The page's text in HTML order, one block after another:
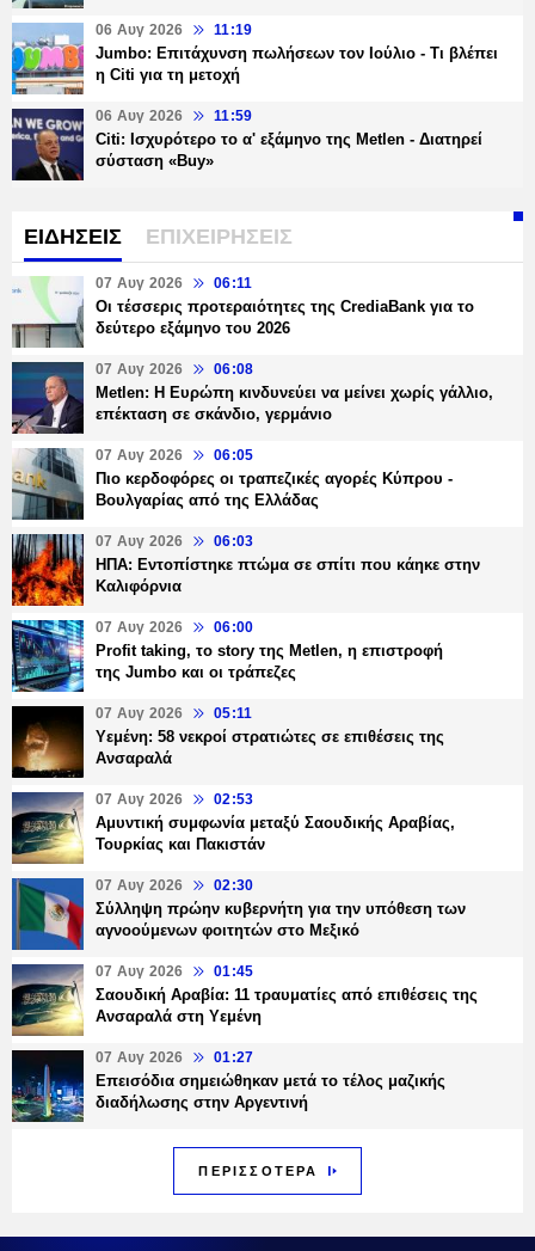
06 Αυγ 2026 11:19
Jumbo: Επιτάχυνση πωλήσεων τον Ιούλιο - Τι βλέπει
η Citi για τη μετοχή
06 Αυγ 2026 11:59
Citi: Ισχυρότερο το α' εξάμηνο της Metlen - Διατηρεί
σύσταση «Buy»
ΕΙΔΗΣΕΙΣ ΕΠΙΧΕΙΡΗΣΕΙΣ
07 Αυγ 2026 06:11
Οι τέσσερις προτεραιότητες της CrediaBank για το
δεύτερο εξάμηνο του 2026
07 Αυγ 2026 06:08
Metlen: Η Ευρώπη κινδυνεύει να μείνει χωρίς γάλλιο,
επέκταση σε σκάνδιο, γερμάνιο
07 Αυγ 2026 06:05
Πιο κερδοφόρες οι τραπεζικές αγορές Κύπρου -
Βουλγαρίας από της Ελλάδας
07 Αυγ 2026 06:03
ΗΠΑ: Εντοπίστηκε πτώμα σε σπίτι που κάηκε στην
Καλιφόρνια
07 Αυγ 2026 06:00
Profit taking, το story της Metlen, η επιστροφή
της Jumbo και οι τράπεζες
07 Αυγ 2026 05:11
Υεμένη: 58 νεκροί στρατιώτες σε επιθέσεις της
Ανσαραλά
07 Αυγ 2026 02:53
Αμυντική συμφωνία μεταξύ Σαουδικής Αραβίας,
Τουρκίας και Πακιστάν
07 Αυγ 2026 02:30
Σύλληψη πρώην κυβερνήτη για την υπόθεση των
αγνοούμενων φοιτητών στο Μεξικό
07 Αυγ 2026 01:45
Σαουδική Αραβία: 11 τραυματίες από επιθέσεις της
Ανσαραλά στη Υεμένη
07 Αυγ 2026 01:27
Επεισόδια σημειώθηκαν μετά το τέλος μαζικής
διαδήλωσης στην Αργεντινή
ΠΕΡΙΣΣΟΤΕΡΑ